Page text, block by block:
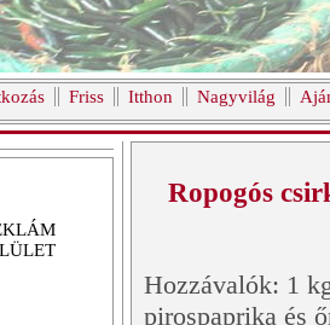
Friss Itthon Nagyvilág
Ropogós
Hozzávalók: 1
pirospaprika és